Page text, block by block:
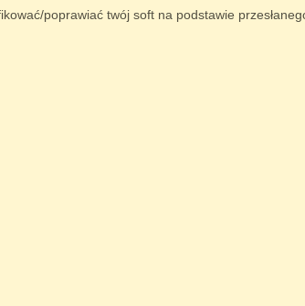
poprawiać twój soft na podstawie